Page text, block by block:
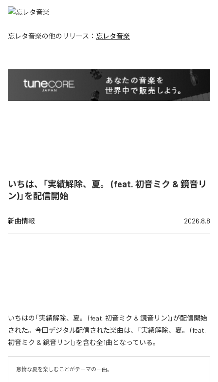
忘レタ音楽の他のリリース： 忘レタ音楽
いちは、「実績解除、夏。 (feat. 初音ミク & 鏡音リ
ン)」を配信開始
新曲情報 2026.8.8
いちはの「実績解除、夏。 (feat. 初音ミク & 鏡音リン)」が配信開始
された。今回デジタル配信された楽曲は、「実績解除、夏。 (feat.
初音ミク & 鏡音リン)」を含む全1曲となっている。
怠惰な夏を楽しむことがテーマの一曲。